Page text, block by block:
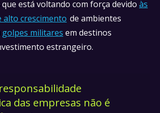
está voltando com força devido às
alto crescimento de ambientes
golpes militares em destinos
estrangeiro.
das empresas não é